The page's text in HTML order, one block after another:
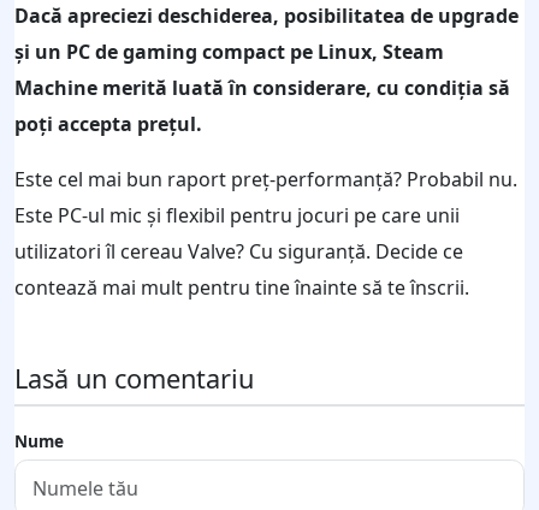
Dacă apreciezi deschiderea, posibilitatea de upgrade
și un PC de gaming compact pe Linux, Steam
Machine merită luată în considerare, cu condiția să
poți accepta prețul.
Este cel mai bun raport preț-performanță? Probabil nu.
Este PC-ul mic și flexibil pentru jocuri pe care unii
utilizatori îl cereau Valve? Cu siguranță. Decide ce
contează mai mult pentru tine înainte să te înscrii.
Lasă un comentariu
Nume